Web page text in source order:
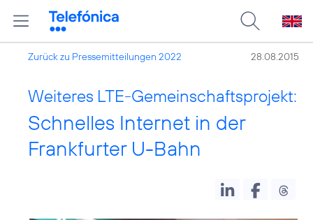
Zurück zu Pressemitteilungen 2022 28.08.2015
Weiteres LTE-Gemeinschaftsprojekt:
Schnelles Internet in der
Frankfurter U-Bahn